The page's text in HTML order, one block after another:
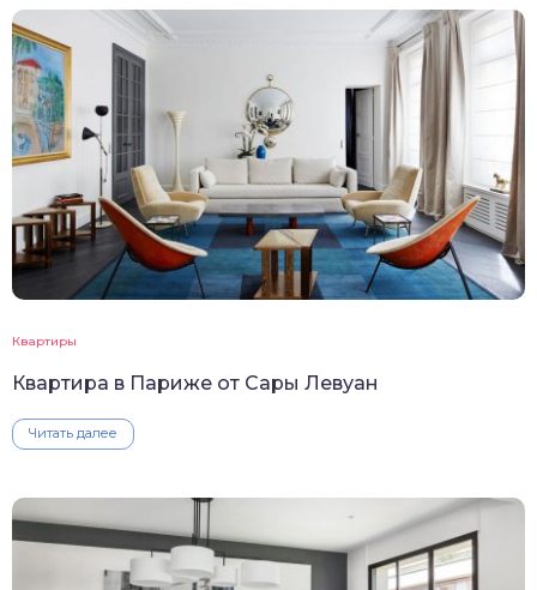
Квартиры
Квартира в Париже от Сары Левуан
Читать далее